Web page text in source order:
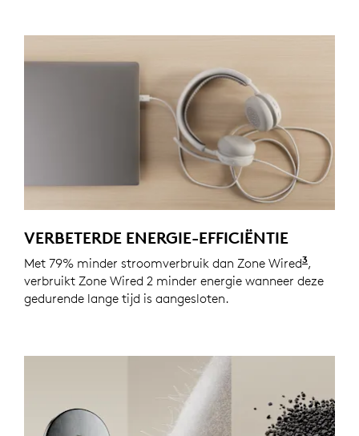
VERBETERDE ENERGIE-EFFICIËNTIE
Met 79% minder stroomverbruik dan Zone Wired3De
,
verbruikt Zone Wired 2 minder energie wanneer deze
gedurende lange tijd is aangesloten.